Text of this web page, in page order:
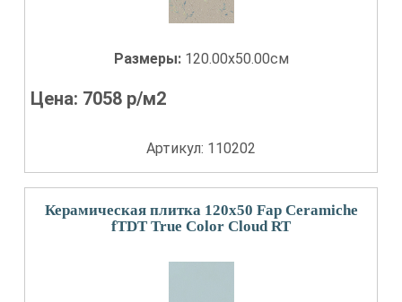
Размеры: 120.00x50.00см
Цена: 7058 р/м2
Артикул: 110202
Керамическая плитка 120x50 Fap Ceramiche
fTDT True Color Cloud RT